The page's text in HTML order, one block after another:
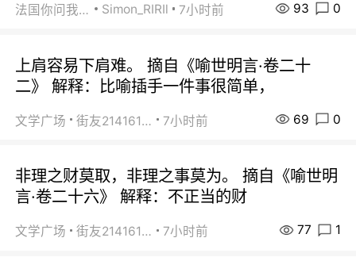
法国你问我答 Simon_RIRIl 7小时前 93 0
上肩容易下肩难。 摘自《喻世明言·卷二十
二》 解释：比喻插手一件事很简单，
文学广场 街友21416156 7小时前 69 0
非理之财莫取，非理之事莫为。 摘自《喻世明
言·卷二十六》 解释：不正当的财
文学广场 街友21416156 7小时前 77 1